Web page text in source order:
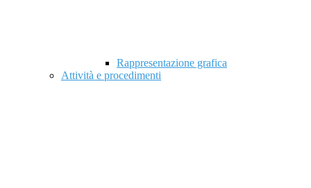
Rappresentazione grafica
Attività e procedimenti